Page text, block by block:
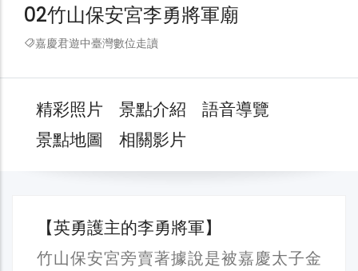
02竹山保安宮李勇將軍廟
嘉慶君遊中臺灣數位走讀
精彩照片 景點介紹
語音導覽
景點地圖
相關影片
【英勇護主的李勇將軍】
竹山保安宮旁賣著據說是被嘉慶太子金